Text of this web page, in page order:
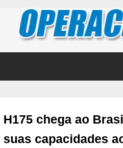
H175 chega ao
suas capacidades